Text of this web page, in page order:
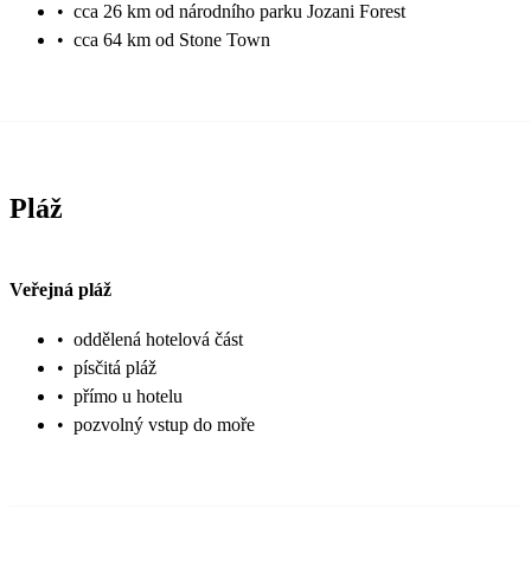
• cca 26 km od národního parku Jozani Forest
• cca 64 km od Stone Town
Pláž
Veřejná pláž
• oddělená hotelová část
• písčitá pláž
• přímo u hotelu
• pozvolný vstup do moře